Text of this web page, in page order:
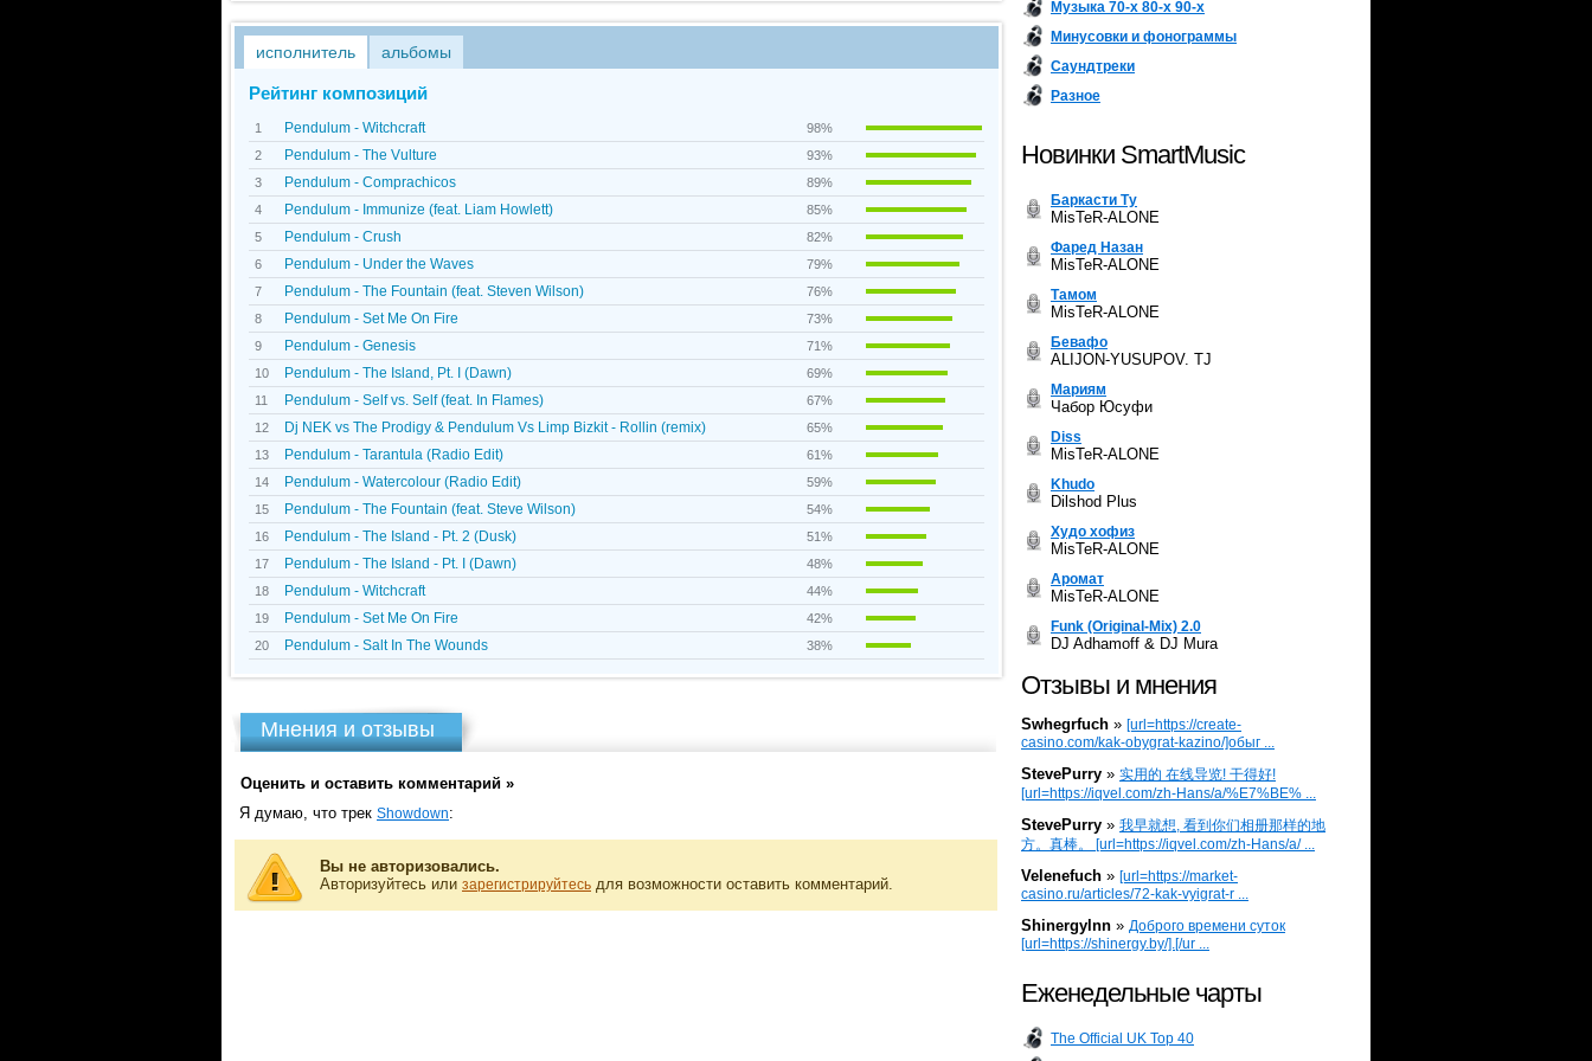
исполнитель альбомы
Рейтинг композиций
1 Pendulum - Witchcraft
98%
2
Pendulum - The Vulture
93%
3
Pendulum - Comprachicos
89%
4
Pendulum - Immunize (feat. Liam Howlett)
85%
5
Pendulum - Crush
82%
6
Pendulum - Under the Waves
79%
7
Pendulum - The Fountain (feat. Steven Wilson)
76%
8
Pendulum - Set Me On Fire
73%
9
Pendulum - Genesis
71%
10
Pendulum - The Island, Pt. I (Dawn)
69%
11
Pendulum - Self vs. Self (feat. In Flames)
67%
12
Dj NEK vs The Prodigy & Pendulum Vs Limp Bizkit - Rollin (remix)
65%
13
Pendulum - Tarantula (Radio Edit)
61%
14
Pendulum - Watercolour (Radio Edit)
59%
15
Pendulum - The Fountain (feat. Steve Wilson)
54%
16
Pendulum - The Island - Pt. 2 (Dusk)
51%
17
Pendulum - The Island - Pt. I (Dawn)
48%
18
Pendulum - Witchcraft
44%
19
Pendulum - Set Me On Fire
42%
20
Pendulum - Salt In The Wounds 38%
Мнения и отзывы
Оценить и оставить комментарий »
Я думаю, что трек Showdown:
Вы не авторизовались.
Авторизуйтесь или зарегистрируйтесь для возможности оставить комментарий.
Музыка 70-х 80-х 90-х
Минусовки и фонограммы
Саундтреки
Разное
Новинки SmartMusic
Баркасти Ту
MisTeR-ALONE
Фаред Назан
MisTeR-ALONE
Тамом
MisTeR-ALONE
Бевафо
ALIJON-YUSUPOV. TJ
Мариям
Чабор Юсуфи
Diss
MisTeR-ALONE
Khudo
Dilshod Plus
Худо хофиз
MisTeR-ALONE
Аромат
MisTeR-ALONE
Funk (Original-Mix) 2.0
DJ Adhamoff & DJ Mura
Отзывы и мнения
Swhegrfuch » [url=https://create-
casino.com/kak-obygrat-kazino/]обыг ...
StevePurry » 实用的 在线导览! 干得好!
[url=https://iqvel.com/zh-Hans/a/%E7%BE% ...
StevePurry » 我早就想, 看到你们相册那样的地
方。真棒。 [url=https://iqvel.com/zh-Hans/a/ ...
Velenefuch » [url=https://market-
casino.ru/articles/72-kak-vyigrat-r ...
Shinergylnn » Доброго времени суток
[url=https://shinergy.by/].[/ur ...
Еженедельные чарты
The Official UK Top 40